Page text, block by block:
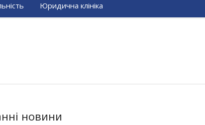
Юридична клініка
новини